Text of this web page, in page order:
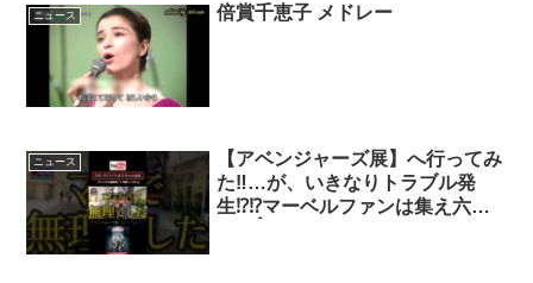
ニュース 倍賞千恵子 メドレー
ニュース
【アベンジャーズ展】へ行ってみ
た‼️…が、いきなりトラブル発
生⁉️⁉️マーベルファンは集え六本